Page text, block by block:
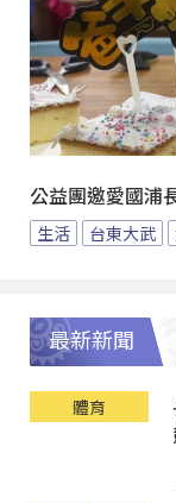
公益團邀愛國浦
生活 台東大武
最新新聞
體育